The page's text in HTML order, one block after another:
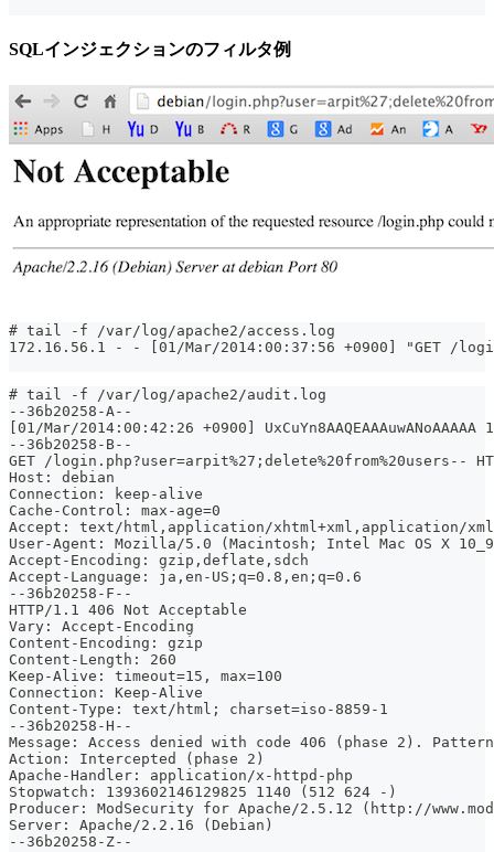
SQLインジェクションのフィルタ例
# tail -f /var/log/apache2/access.log
172.16.56.1 - - [01/Mar/2014:00:37:56 +0900] "GET /
# tail -f /var/log/apache2/audit.log
--36b20258-A--
[01/Mar/2014:00:42:26 +0900]
--36b20258-B--
GET /login.php?user=arpit%27;delete%20from%20users--
Host: debian
Connection: keep-alive
Cache-Control: max-age=0
Accept: text/html,application/xhtml+xml,application/
User-Agent: Mozilla/5.0 (Macintosh; Intel Mac OS X
Accept-Encoding: gzip,deflate,sdch
Accept-Language: ja,en-US;q=0.8,en;q=0.6
--36b20258-F--
HTTP/1.1 406 Not Acceptable
Vary: Accept-Encoding
Content-Encoding: gzip
Content-Length: 260
Keep-Alive: timeout=15, max=100
Connection: Keep-Alive
Content-Type: text/html; charset=iso-8859-1
--36b20258-H--
Message: Access denied with code 406 (phase 2).
Action: Intercepted (phase 2)
Apache-Handler: application/x-httpd-php
Stopwatch: 1393602146129825 1140 (512 624 -)
Producer: ModSecurity for Apache/2.5.12 (http://
Server: Apache/2.2.16 (Debian)
--36b20258-Z--